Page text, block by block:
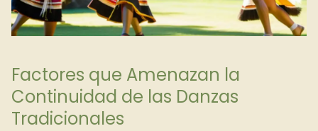
Factores que Amenazan la
Continuidad de las Danzas
Tradicionales